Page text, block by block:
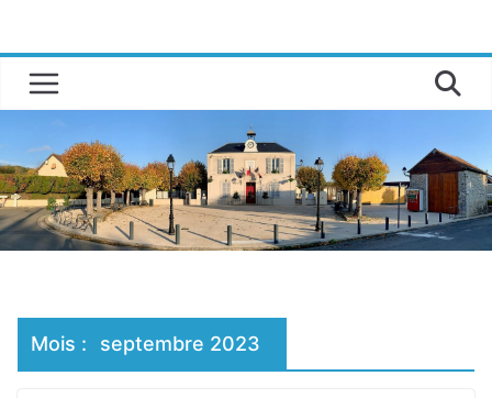
contenu
Mois : septembre 2023